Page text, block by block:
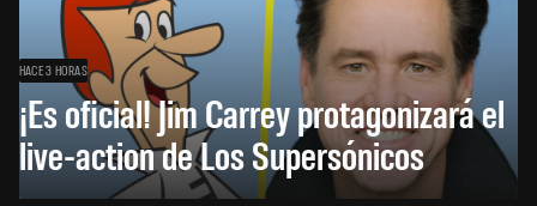
HACE 3 HORAS
¡Es oficial! Jim Carrey protagonizará el
live-action de Los Supersónicos